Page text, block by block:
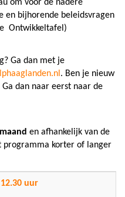
om voor de nadere
en bijhorende beleidsvragen
Ontwikkeltafel)
Ga dan met je
. Ben je nieuw
dan naar eerst naar de
en afhankelijk van de
programma korter of langer
uur